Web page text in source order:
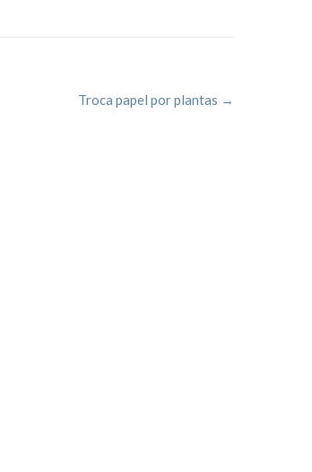
Troca papel por plantas →